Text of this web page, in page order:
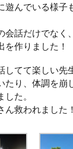
遊んでいる様子
会話だけでなく
を作りました！
してて楽しい先
たり、体調を崩
た。
ん救われました！